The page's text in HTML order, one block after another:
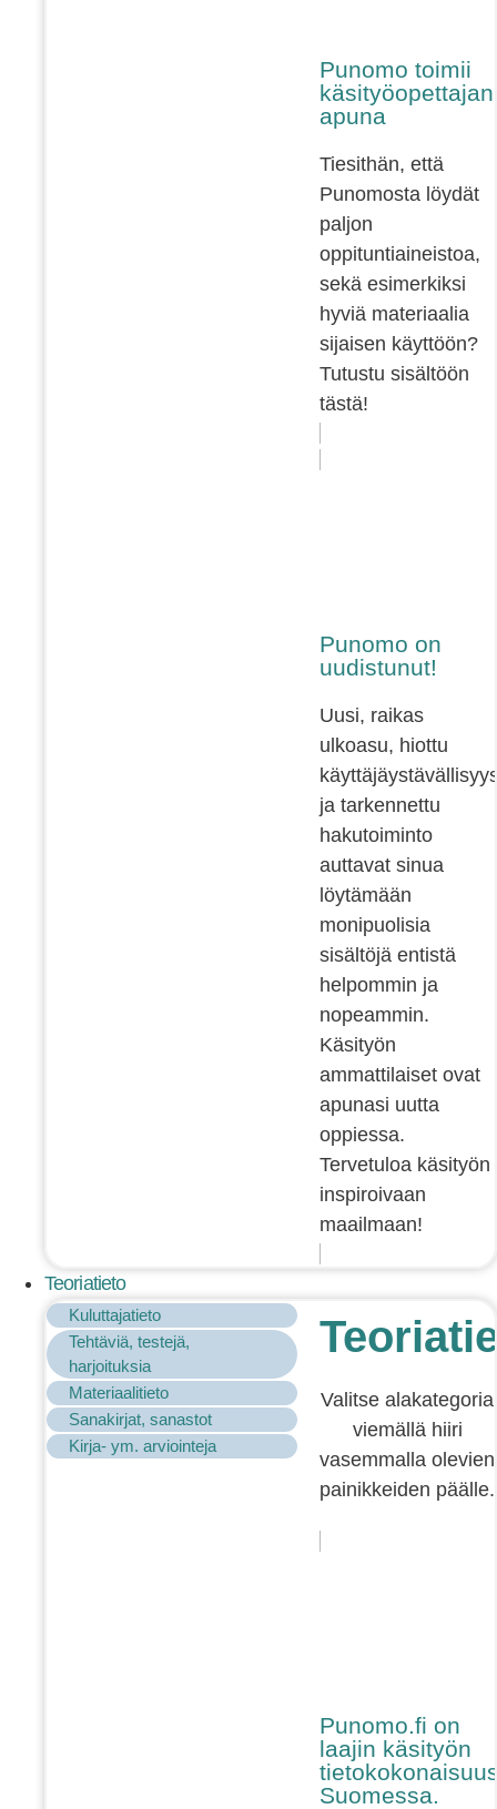
Punomo toimii
käsityöopettajan
apuna
Tiesithän, että
Punomosta löydät
paljon
oppituntiaineistoa,
sekä esimerkiksi
hyviä materiaalia
sijaisen käyttöön?
Tutustu sisältöön
tästä!
Punomo on
uudistunut!
Uusi, raikas
ulkoasu, hiottu
ja tarkennettu
hakutoiminto
auttavat sinua
löytämään
monipuolisia
sisältöjä entistä
helpommin ja
nopeammin.
Käsityön
ammattilaiset ovat
apunasi uutta
oppiessa.
Tervetuloa käsityön
inspiroivaan
maailmaan!
Teoriatieto
Kuluttajatieto
Tehtäviä, testejä,
harjoituksia
Materiaalitieto
Sanakirjat, sanastot
Kirja- ym. arviointeja
Valitse alakategoria
viemällä hiiri
vasemmalla olevien
painikkeiden päälle.
Punomo.fi on
laajin käsityön
Suomessa.